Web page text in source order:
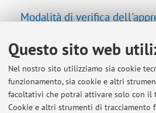
Questo sito web
Nel nostro sito utilizziamo sia cookie
funzionamento, sia cookie e altri
facoltativi che potrai attivare solo con il
Cookie e altri strumenti di tracciamento
Modalità di verifica
condotta: durante il corso,
base; a fine corso mediante la
conclusivo, il cui svolgimento